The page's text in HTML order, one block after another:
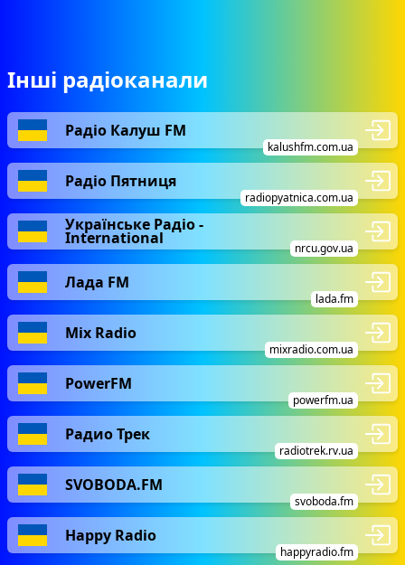
Інші радіоканали
Радіо Калуш FM
kalushfm.com.ua
Радіо Пятниця
radiopyatnica.com.ua
Українське Радіо -
International
nrcu.gov.ua
Лада FM
lada.fm
Mix Radio
mixradio.com.ua
PowerFM
powerfm.ua
Радио Трек
radiotrek.rv.ua
SVOBODA.FM
svoboda.fm
Happy Radio
happyradio.fm